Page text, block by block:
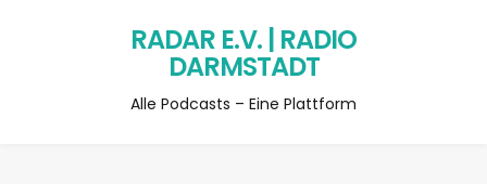
RADAR E.V. | RADIO
DARMSTADT
Alle Podcasts – Eine Plattform